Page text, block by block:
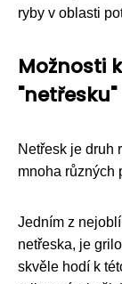
ryby v oblasti
Možnosti
"netřesku"
Netřesk je druh
mnoha různých
Jedním z
netřeska, je
skvěle hodí k